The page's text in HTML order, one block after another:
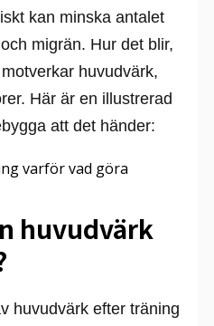
kan minska antalet
migrän. Hur det blir,
huvudvärk,
Här är en illustrerad
att det händer:
huvudvärk
huvudvärk efter träning